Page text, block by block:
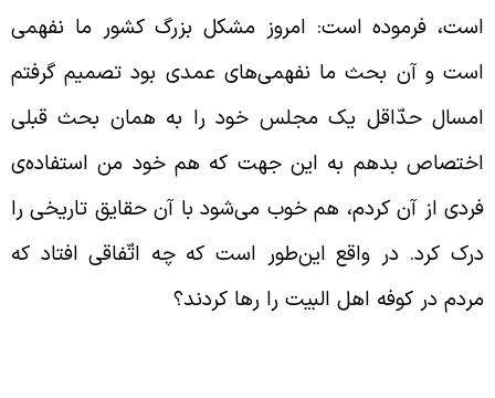
فرموده است: امروز مشکل بزرگ کشور ما نفهمی
و آن بحث ما نفهمی‌های عمدی بود تصمیم گرفتم
حدّاقل یک مجلس خود را به همان بحث قبلی
بدهم به این‌ جهت که هم خود من استفاده‌ی
از آن کردم، هم خوب می‌شود با آن حقایق تاریخی را
کرد. در واقع این‌طور است که چه اتّفاقی افتاد که
در کوفه اهل البیت را رها کردند؟